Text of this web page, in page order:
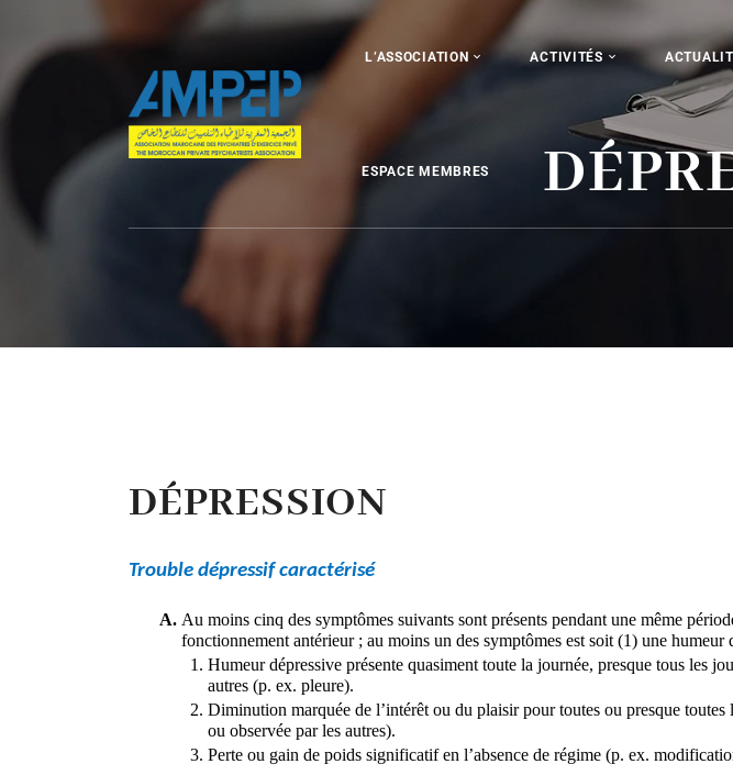
L’ASSOCIATION ACTIVITÉS
ESPACE MEMBRES
DÉPRESSION
Trouble dépressif caractérisé
Au moins cinq des symptômes suivants sont présents pendant une même
fonctionnement antérieur ; au moins un des symptômes est soit (1) une humeur
Humeur dépressive présente quasiment toute la journée, presque tous les
autres (p. ex. pleure).
Diminution marquée de l’intérêt ou du plaisir pour toutes ou presque
ou observée par les autres).
Perte ou gain de poids significatif en l’absence de régime (p. ex.